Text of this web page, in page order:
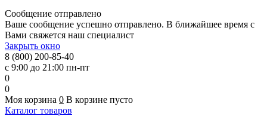
Сообщение отправлено
Ваше сообщение успешно отправлено. В ближайшее время с
Вами свяжется наш специалист
Закрыть окно
8 (800) 200-85-40
с 9:00 до 21:00 пн-пт
0
0
Моя корзина 0 В корзине пусто
Каталог товаров